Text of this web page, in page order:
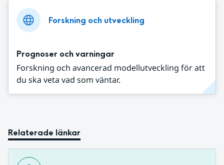
Forskning och utveckling
Prognoser och varningar
Forskning och avancerad modellutveckling för att
du ska veta vad som väntar.
Relaterade länkar